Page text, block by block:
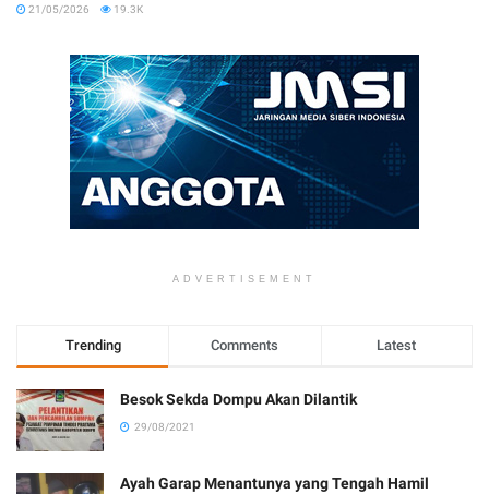
21/05/2026 19.3K
ADVERTISEMENT
Trending Comments Latest
Besok Sekda Dompu Akan Dilantik
29/08/2021
Ayah Garap Menantunya yang Tengah Hamil